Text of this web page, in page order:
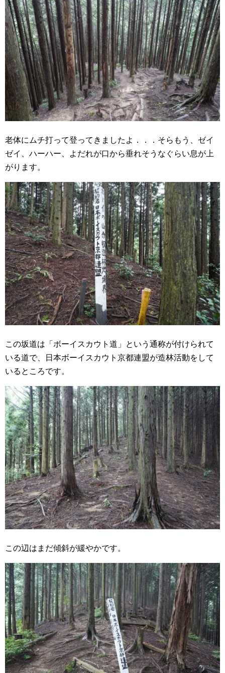
老体にムチ打って登ってきましたよ．．．そらもう、ゼイ
ゼイ、ハーハー、よだれが口から垂れそうなぐらい息が上
がります。
この坂道は「ボーイスカウト道」という通称が付けられて
いる道で、日本ボーイスカウト京都連盟が造林活動をして
いるところです。
この辺はまだ傾斜が緩やかです。